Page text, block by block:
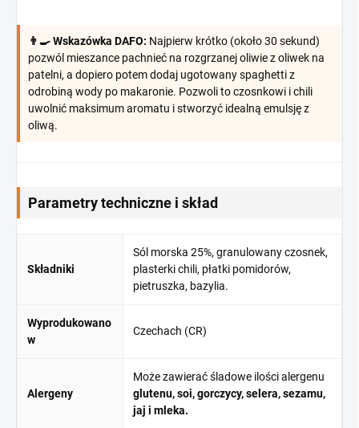
👨‍🍳 Wskazówka DAFO: Najpierw krótko (około 30 sekund)
pozwól mieszance pachnieć na rozgrzanej oliwie z oliwek na
patelni, a dopiero potem dodaj ugotowany spaghetti z
odrobiną wody po makaronie. Pozwoli to czosnkowi i chili
uwolnić maksimum aromatu i stworzyć idealną emulsję z
oliwą.
Parametry techniczne i skład
Składniki
Sól morska 25%, granulowany czosnek,
plasterki chili, płatki pomidorów,
pietruszka, bazylia.
Wyprodukowano
w
Czechach (CR)
Alergeny
Może zawierać śladowe ilości alergenu
glutenu, soi, gorczycy, selera, sezamu,
jaj i mleka.